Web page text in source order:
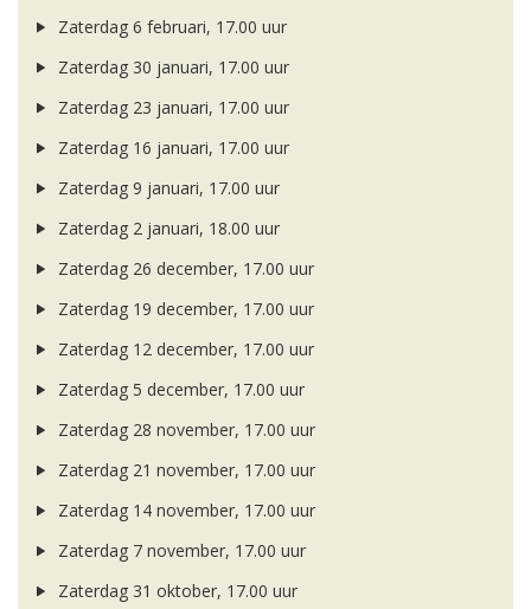
Zaterdag 6 februari, 17.00 uur
Zaterdag 30 januari, 17.00 uur
Zaterdag 23 januari, 17.00 uur
Zaterdag 16 januari, 17.00 uur
Zaterdag 9 januari, 17.00 uur
Zaterdag 2 januari, 18.00 uur
Zaterdag 26 december, 17.00 uur
Zaterdag 19 december, 17.00 uur
Zaterdag 12 december, 17.00 uur
Zaterdag 5 december, 17.00 uur
Zaterdag 28 november, 17.00 uur
Zaterdag 21 november, 17.00 uur
Zaterdag 14 november, 17.00 uur
Zaterdag 7 november, 17.00 uur
Zaterdag 31 oktober, 17.00 uur